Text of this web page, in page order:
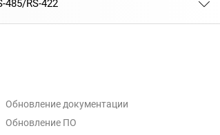
RS-422
Обновление документации
Обновление ПО